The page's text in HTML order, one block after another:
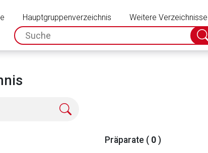
Hauptgruppenverzeichnis
Weitere
spc.search.input.placeholder
Präparate ( 0 )